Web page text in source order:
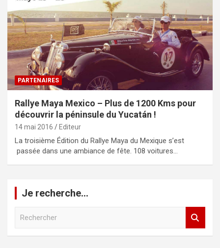
PARTENAIRES
Rallye Maya Mexico – Plus de 1200 Kms pour
découvrir la péninsule du Yucatán !
14 mai 2016 Editeur
La troisième Édition du Rallye Maya du Mexique s’est
passée dans une ambiance de fête. 108 voitures…
Je recherche…